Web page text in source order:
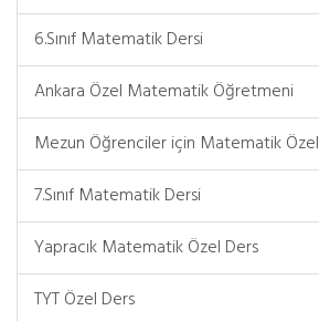
6.Sınıf Matematik Dersi
Ankara Özel Matematik Öğretmeni
Mezun Öğrenciler için Matematik
7.Sınıf Matematik Dersi
Yapracık Matematik Özel Ders
TYT Özel Ders